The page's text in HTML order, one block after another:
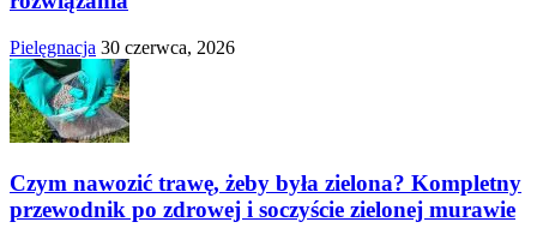
Pielęgnacja 30 czerwca, 2026
Czym nawozić trawę, żeby była zielona? Kompletny
przewodnik po zdrowej i soczyście zielonej murawie